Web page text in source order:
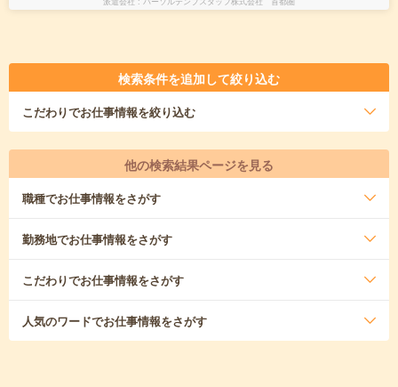
検索条件を追加して絞り込む
こだわりでお仕事情報を絞り込む
他の検索結果ページを見る
職種でお仕事情報をさがす
勤務地でお仕事情報をさがす
こだわりでお仕事情報をさがす
人気のワードでお仕事情報をさがす